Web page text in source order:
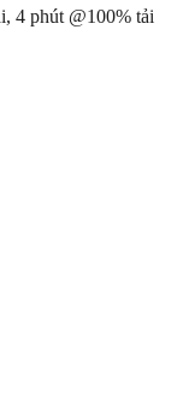
4 phút @100% tải